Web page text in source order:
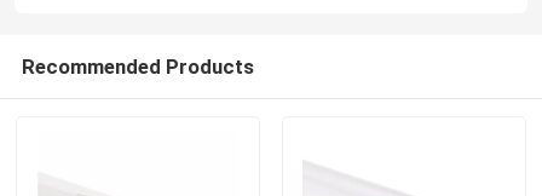
Recommended Products